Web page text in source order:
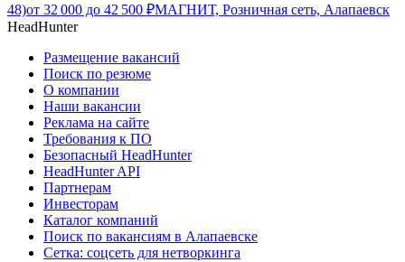
48)от 32 000 до 42 500 ₽МАГНИТ, Розничная сеть, Алапаевск
HeadHunter
Размещение вакансий
Поиск по резюме
О компании
Наши вакансии
Реклама на сайте
Требования к ПО
Безопасный HeadHunter
HeadHunter API
Партнерам
Инвесторам
Каталог компаний
Поиск по вакансиям в Алапаевске
Сетка: соцсеть для нетворкинга